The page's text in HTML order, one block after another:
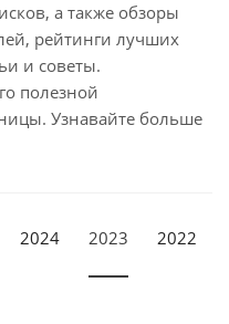
а также обзоры
рейтинги лучших
и советы.
полезной
Узнавайте больше
2024 2023 2022